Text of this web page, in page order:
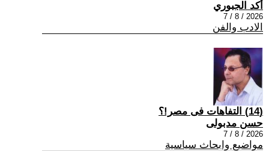
أكد الجبوري
2026 / 8 / 7
الادب والفن
(14) التفاهات فى مصر!؟
حسن مدبولى
2026 / 8 / 7
مواضيع وابحاث سياسية